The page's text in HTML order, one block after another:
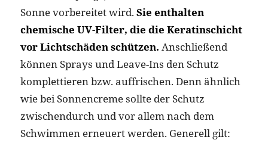
Sonne vorbereitet wird. Sie enthalten
chemische UV-Filter, die die Keratinschicht
vor Lichtschäden schützen. Anschließend
können Sprays und Leave-Ins den Schutz
komplettieren bzw. auffrischen. Denn ähnlich
wie bei Sonnencreme sollte der Schutz
zwischendurch und vor allem nach dem
Schwimmen erneuert werden. Generell gilt: